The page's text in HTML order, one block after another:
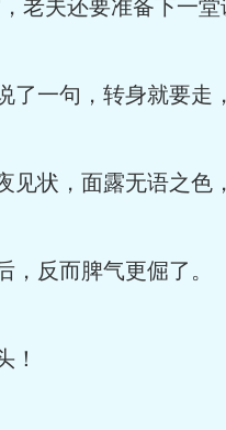
夫还要准备下一堂
一句，转身就要走，
状，面露无语之色，
反而脾气更倔了。